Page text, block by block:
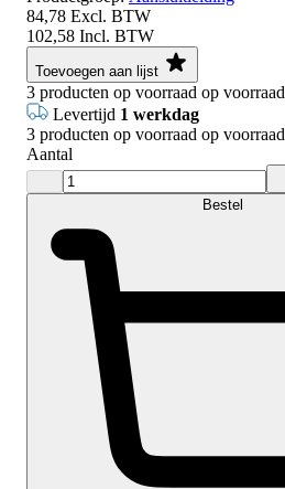
84,78 Excl. BTW
102,58 Incl. BTW
Toevoegen aan lijst
3 producten op voorraad op voorraad
Levertijd 1 werkdag
3 producten op voorraad op voorraad
Aantal
Bestel